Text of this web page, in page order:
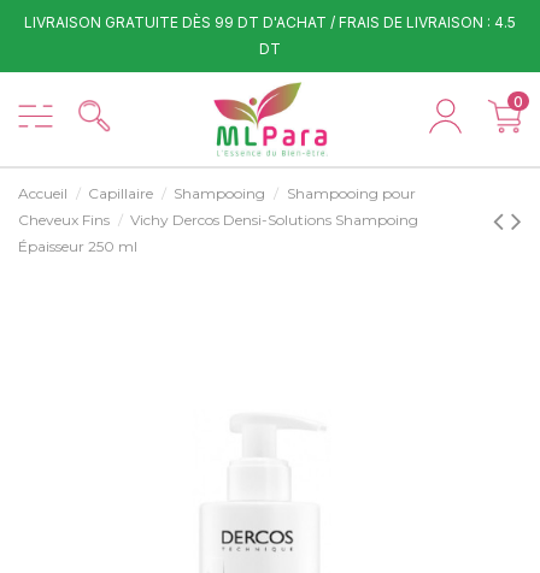
LIVRAISON GRATUITE DÈS 99 DT D'ACHAT / FRAIS DE LIVRAISON : 4.5
DT
0
Accueil Capillaire Shampooing
Shampooing pour
Cheveux Fins
Vichy Dercos Densi-Solutions Shampoing
Épaisseur 250 ml